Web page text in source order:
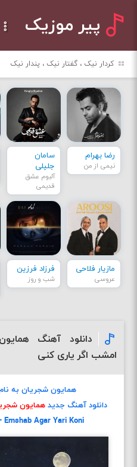
پیر موزیک
کردار نیک ، گفتار نیک ، پندار نیک
رضا بهرام
نیمی از من
سامان
جلیلی
آلبوم عشق
قدیمی
مازیار فلاحی
عروسی
فرزاد فرزین
شب و روز
دانلود آهنگ
امشب اگر یاری کنی
همایون شجریان به
دانلود آهنگ جدید همایون
Emshab Agar Yari Koni